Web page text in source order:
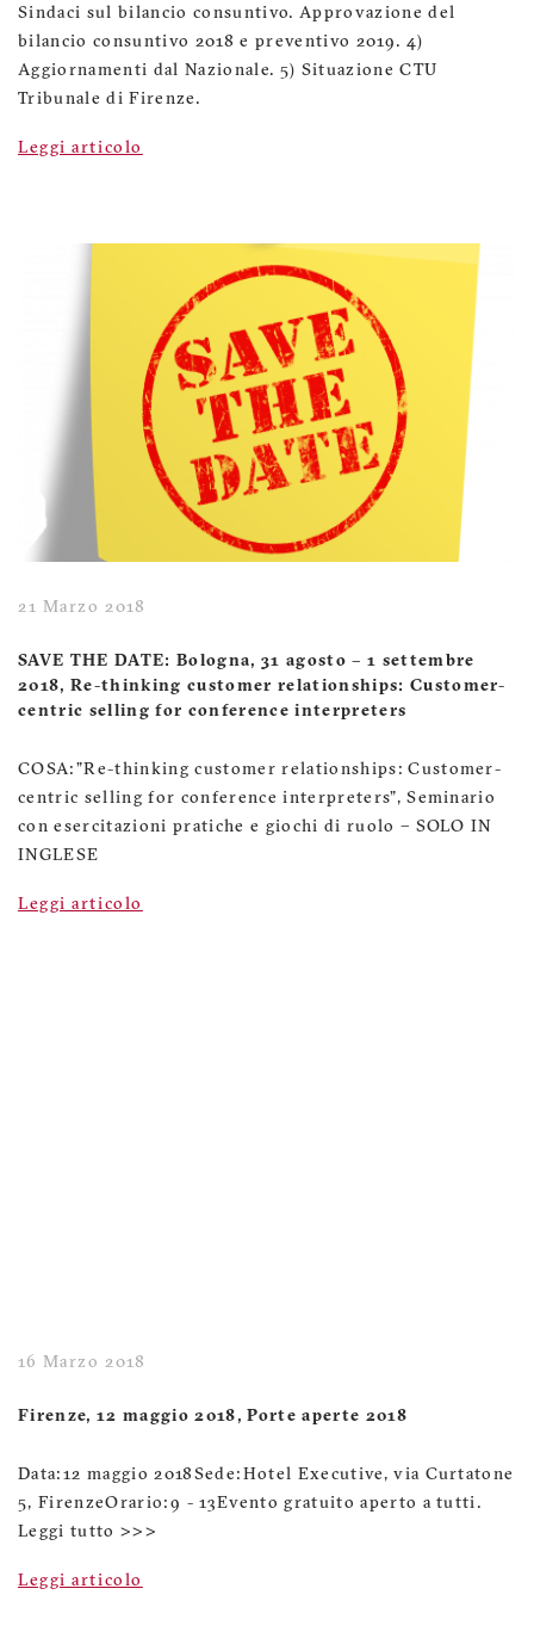
Sindaci sul bilancio consuntivo. Approvazione del
bilancio consuntivo 2018 e preventivo 2019. 4)
Aggiornamenti dal Nazionale. 5) Situazione CTU
Tribunale di Firenze.
Leggi articolo
21 Marzo 2018
SAVE THE DATE: Bologna, 31 agosto – 1 settembre
2018, Re-thinking customer relationships: Customer-
centric selling for conference interpreters
COSA: "Re-thinking customer relationships: Customer-
centric selling for conference interpreters", Seminario
con esercitazioni pratiche e giochi di ruolo – SOLO IN
INGLESE
Leggi articolo
16 Marzo 2018
Firenze, 12 maggio 2018, Porte aperte 2018
Data: 12 maggio 2018Sede: Hotel Executive, via Curtatone
5, FirenzeOrario: 9 - 13Evento gratuito aperto a tutti.
Leggi tutto >>>
Leggi articolo